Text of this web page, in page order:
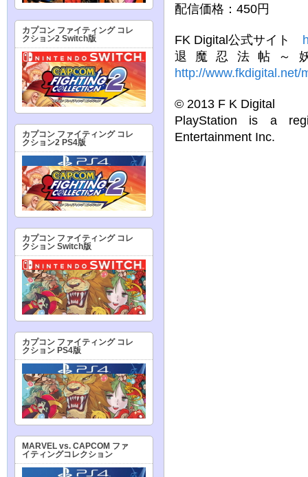
配信価格：450円
FK Digital公式サイト
退魔忍法帖
http://www.fkdigital.net/
© 2013 F K Digital
PlayStation is a
Entertainment Inc.
カプコン ファイティング コレ
クション2 Switch版
カプコン ファイティング コレ
クション2 PS4版
カプコン ファイティング コレ
クション Switch版
カプコン ファイティング コレ
クション PS4版
MARVEL vs. CAPCOM ファ
イティングコレクション